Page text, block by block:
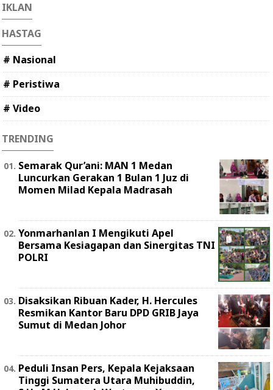
IKLAN
HASTAG
# Nasional
# Peristiwa
# Video
TRENDING
Semarak Qur’ani: MAN 1 Medan
Luncurkan Gerakan 1 Bulan 1 Juz di
Momen Milad Kepala Madrasah
Yonmarhanlan I Mengikuti Apel
Bersama Kesiagapan dan Sinergitas TNI
POLRI
Disaksikan Ribuan Kader, H. Hercules
Resmikan Kantor Baru DPD GRIB Jaya
Sumut di Medan Johor
Peduli Insan Pers, Kepala Kejaksaan
Tinggi Sumatera Utara Muhibuddin,